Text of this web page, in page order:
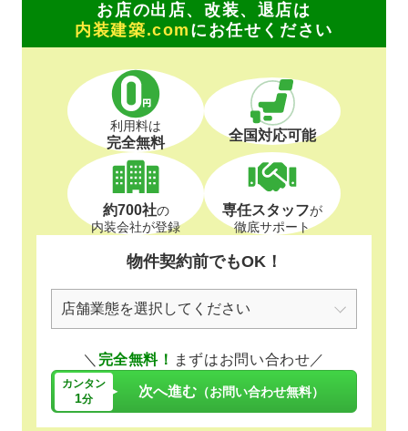
お店の出店、改装、退店は
内装建築.com にお任せください
利用料は
完全無料 全国対応可能
約700社の
内装会社が登録
専任スタッフが
徹底サポート
物件契約前でもOK！
＼ 完全無料！ まずはお問い合わせ／
カンタン
1分 次へ進む （お問い合わせ無料）